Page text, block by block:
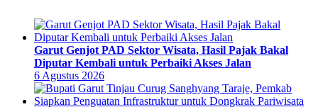
Garut Genjot PAD Sektor Wisata, Hasil Pajak Bakal
Diputar Kembali untuk Perbaiki Akses Jalan
6 Agustus 2026